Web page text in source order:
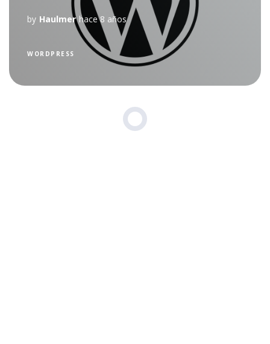
by Haulmer hace 8 años
WORDPRESS